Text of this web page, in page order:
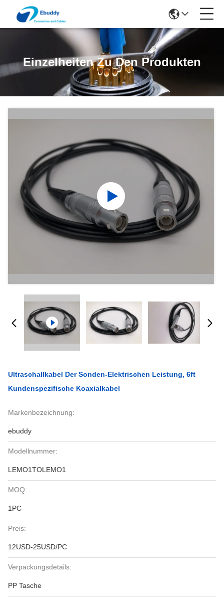
Einzelheiten Zu Den Produkten
Ultraschallkabel Der Sonden-Elektrischen Leistung, 6ft
Kundenspezifische Koaxialkabel
Markenbezeichnung:
ebuddy
Modellnummer:
LEMO1TOLEMO1
MOQ:
1PC
Preis:
12USD-25USD/PC
Verpackungsdetails:
PP Tasche